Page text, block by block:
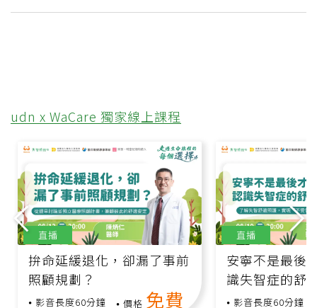
udn x WaCare 獨家線上課程
拚命延緩退化，卻漏了事前
照顧規劃？
影音長度60分鐘 價格 免費
直播
安寧不是最後
識失智症的舒
影音長度60分鐘
直播